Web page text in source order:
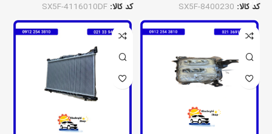
کد کالا: SX5F-8400230
کد کالا: SX5F-4116010DF